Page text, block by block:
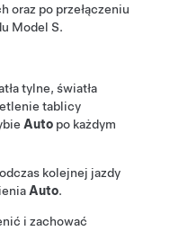
oraz po przełączeniu
Model S.
tylne, światła
tablicy
Auto po każdym
kolejnej jazdy
Auto.
i zachować